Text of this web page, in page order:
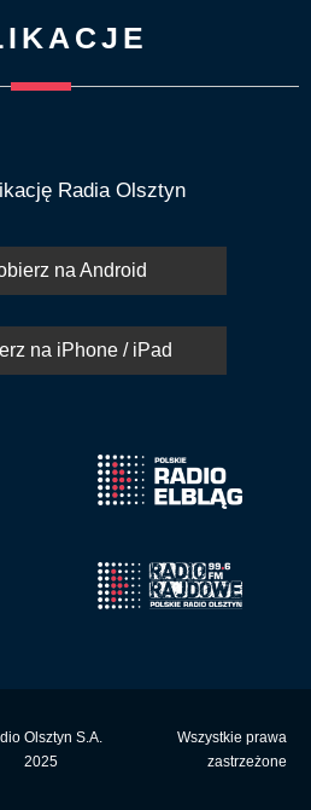
Radia Olsztyn
na Android
na iPhone / iPad
Olsztyn S.A.
2025
Wszystkie prawa
zastrzeżone